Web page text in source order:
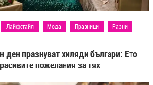
Лайфстайл Мода Празници Разни
ден празнуват хиляди българи: Ето
пожелания за тях